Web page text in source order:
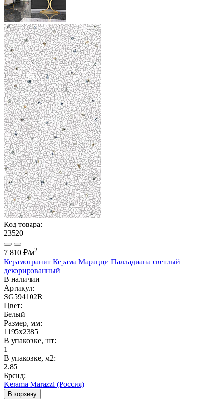
Код товара:
23520
7 810 ₽/м2
Керамогранит Керама Марацци Палладиана светлый
декорированный
В наличии
Артикул:
SG594102R
Цвет:
Белый
Размер, мм:
1195x2385
В упаковке, шт:
1
В упаковке, м2:
2.85
Бренд:
Kerama Marazzi (Россия)
В корзину